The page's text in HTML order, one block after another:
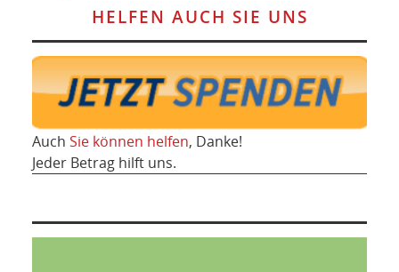
HELFEN AUCH SIE UNS
Auch Sie können helfen, Danke!
Jeder Betrag hilft uns.